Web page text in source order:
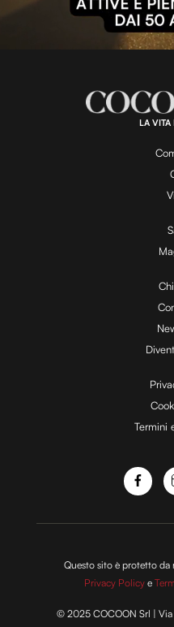
LA VITA
Termini
Questo sito è protetto da
Privacy Policy e
© 2025 COCOON Srl | Via